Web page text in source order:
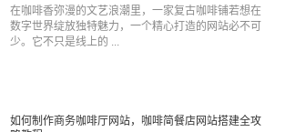
在咖啡香弥漫的文艺浪潮里，一家复古咖啡铺若想在
数字世界绽放独特魅力，一个精心打造的网站必不可
少。它不只是线上的 ...
如何制作商务咖啡厅网站，咖啡简餐店网站搭建全攻